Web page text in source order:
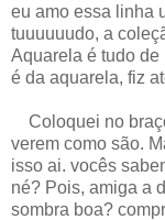
eu amo essa linha
tuuuuuudo, a
Aquarela é tudo
é da aquarela, fiz
Coloquei no
verem como são.
isso ai. vocês
né? Pois, amiga a
sombra boa?